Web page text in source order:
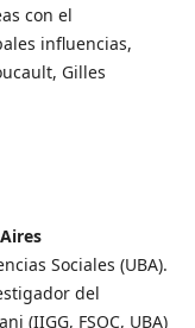
con el
influencias,
Gilles
Sociales (UBA).
del
(IIGG, FSOC, UBA)